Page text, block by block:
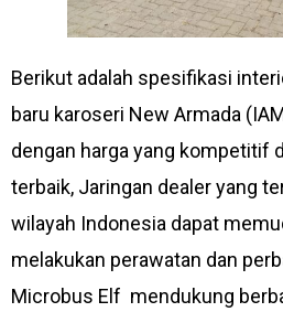
Berikut adalah spesifikasi
baru karoseri New Armada
dengan harga yang kompetitif
terbaik, Jaringan dealer yang
wilayah Indonesia dapat
melakukan perawatan dan
Microbus Elf mendukung